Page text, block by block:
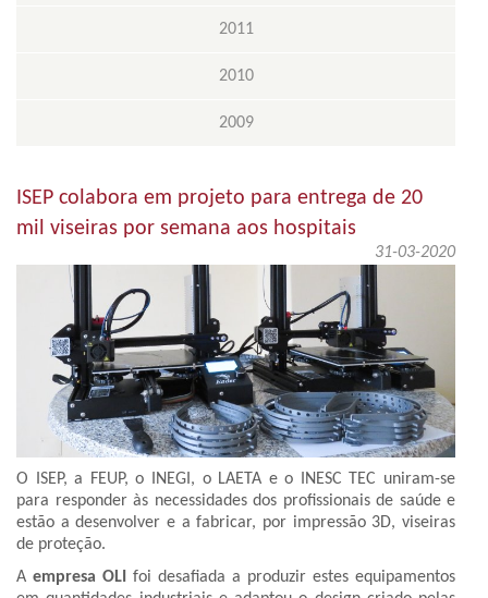
2011
2010
2009
ISEP colabora em projeto para entrega de 20
mil viseiras por semana aos hospitais
31-03-2020
O ISEP, a FEUP, o INEGI, o LAETA e o INESC TEC uniram-se
para responder às necessidades dos profissionais de saúde e
estão a desenvolver e a fabricar, por impressão 3D, viseiras
de proteção.
A empresa OLI foi desafiada a produzir estes equipamentos